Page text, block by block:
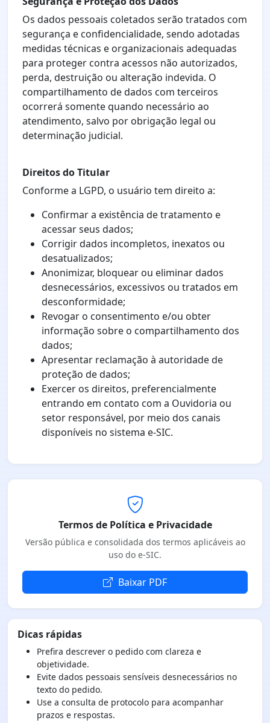
Os dados pessoais coletados serão tratados com
segurança e confidencialidade, sendo adotadas
medidas técnicas e organizacionais adequadas
para proteger contra acessos não autorizados,
perda, destruição ou alteração indevida. O
compartilhamento de dados com terceiros
ocorrerá somente quando necessário ao
atendimento, salvo por obrigação legal ou
determinação judicial.
Direitos do Titular
Conforme a LGPD, o usuário tem direito a:
Confirmar a existência de tratamento e
acessar seus dados;
Corrigir dados incompletos, inexatos ou
desatualizados;
Anonimizar, bloquear ou eliminar dados
desnecessários, excessivos ou tratados em
desconformidade;
Revogar o consentimento e/ou obter
informação sobre o compartilhamento dos
dados;
Apresentar reclamação à autoridade de
proteção de dados;
Exercer os direitos, preferencialmente
entrando em contato com a Ouvidoria ou
setor responsável, por meio dos canais
disponíveis no sistema e-SIC.
Termos de Política e Privacidade
Versão pública e consolidada dos termos aplicáveis ao
uso do e-SIC.
Baixar PDF
Dicas rápidas
Prefira descrever o pedido com clareza e
objetividade.
Evite dados pessoais sensíveis desnecessários no
texto do pedido.
Use a consulta de protocolo para acompanhar
prazos e respostas.